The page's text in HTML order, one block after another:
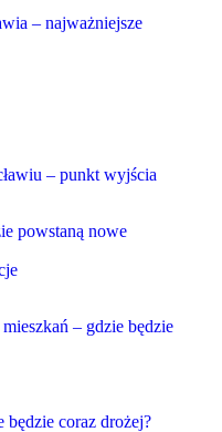
– najważniejsze
– punkt wyjścia
powstaną nowe
– gdzie będzie
będzie coraz drożej?